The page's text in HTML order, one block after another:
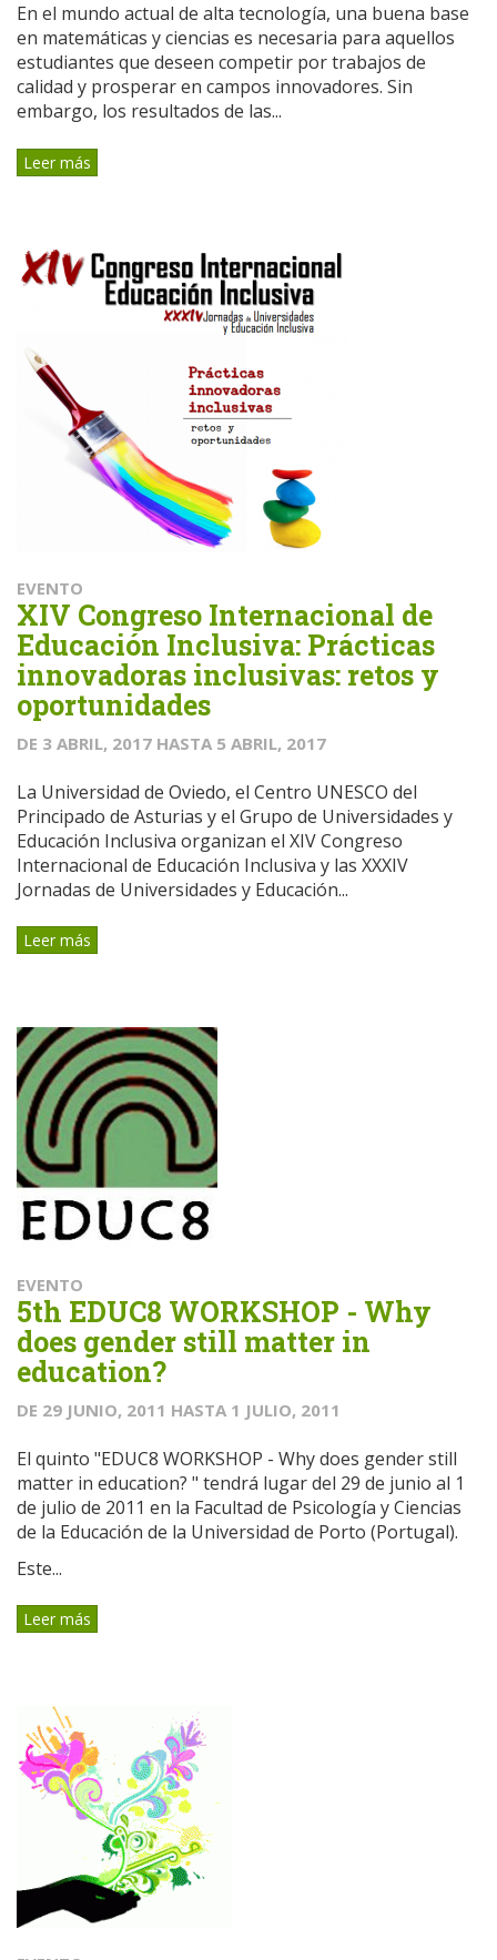
En el mundo actual de alta tecnología, una buena base
en matemáticas y ciencias es necesaria para aquellos
estudiantes que deseen competir por trabajos de
calidad y prosperar en campos innovadores. Sin
embargo, los resultados de las...
Leer más
EVENTO
XIV Congreso Internacional de
Educación Inclusiva: Prácticas
innovadoras inclusivas: retos y
oportunidades
DE 3 ABRIL, 2017 HASTA 5 ABRIL, 2017
La Universidad de Oviedo, el Centro UNESCO del
Principado de Asturias y el Grupo de Universidades y
Educación Inclusiva organizan el XIV Congreso
Internacional de Educación Inclusiva y las XXXIV
Jornadas de Universidades y Educación...
Leer más
EVENTO
5th EDUC8 WORKSHOP - Why
does gender still matter in
education?
DE 29 JUNIO, 2011 HASTA 1 JULIO, 2011
El quinto "EDUC8 WORKSHOP - Why does gender still
matter in education? " tendrá lugar del 29 de junio al 1
de julio de 2011 en la Facultad de Psicología y Ciencias
de la Educación de la Universidad de Porto (Portugal).
Este...
Leer más